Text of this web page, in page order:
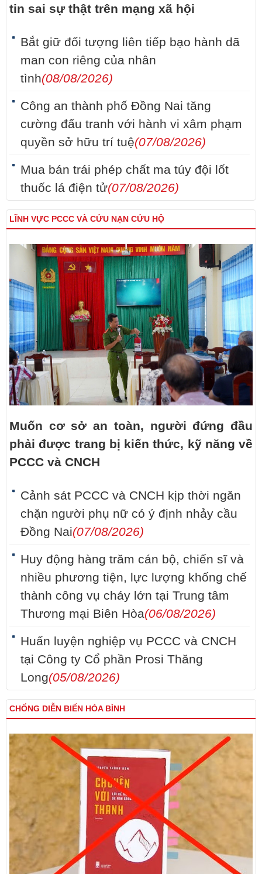
tin sai sự thật trên mạng xã hội
Bắt giữ đối tượng liên tiếp bạo hành dã
man con riêng của nhân
tình(08/08/2026)
Công an thành phố Đồng Nai tăng
cường đấu tranh với hành vi xâm phạm
quyền sở hữu trí tuệ(07/08/2026)
Mua bán trái phép chất ma túy đội lốt
thuốc lá điện tử(07/08/2026)
LĨNH VỰC PCCC VÀ CỨU NẠN CỨU HỘ
Muốn cơ sở an toàn, người đứng đầu
phải được trang bị kiến thức, kỹ năng về
PCCC và CNCH
Cảnh sát PCCC và CNCH kịp thời ngăn
chặn người phụ nữ có ý định nhảy cầu
Đồng Nai(07/08/2026)
Huy động hàng trăm cán bộ, chiến sĩ và
nhiều phương tiện, lực lượng khống chế
thành công vụ cháy lớn tại Trung tâm
Thương mại Biên Hòa(06/08/2026)
Huấn luyện nghiệp vụ PCCC và CNCH
tại Công ty Cổ phần Prosi Thăng
Long(05/08/2026)
CHỐNG DIỄN BIẾN HÒA BÌNH